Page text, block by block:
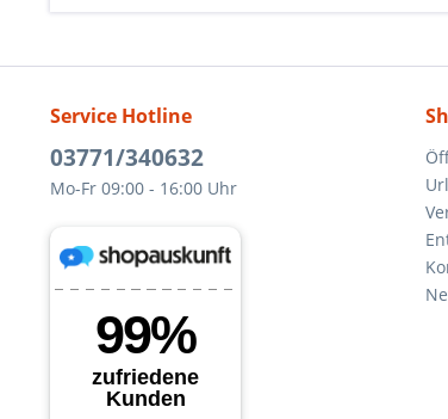
Service Hotline
03771/340632
Mo-Fr 09:00 - 16:00 Uhr